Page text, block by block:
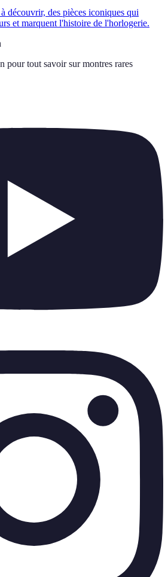
découvrir, des pièces iconiques qui
et marquent l'histoire de l'horlogerie.
pour tout savoir sur montres rares